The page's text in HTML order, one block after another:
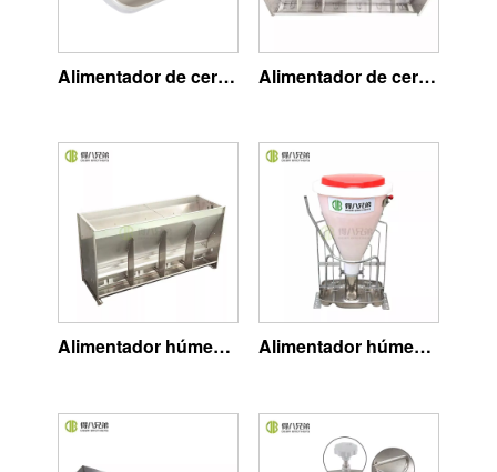
Alimentador de cerdas Alimentador de cerdos de acero inoxidable
Alimentador húmedo seco de acero inoxidable Alimentador húmedo seco de plástico